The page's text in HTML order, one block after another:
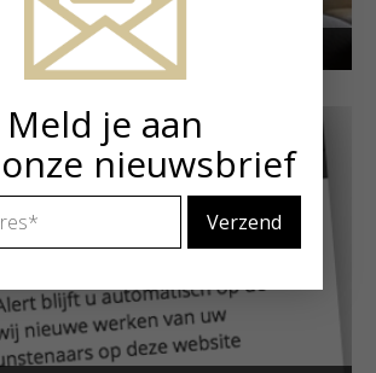
particulieren
Meld je aan
nieuwsbrief
*